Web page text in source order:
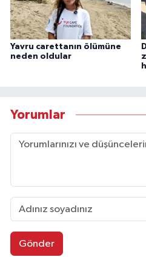
Yavru carettanın ölümüne
neden oldular
Yorumlar
Gönder